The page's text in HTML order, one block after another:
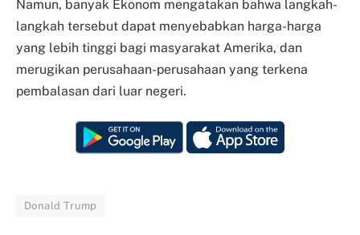
Namun, banyak Ekonom mengatakan bahwa langkah-
langkah tersebut dapat menyebabkan harga-harga
yang lebih tinggi bagi masyarakat Amerika, dan
merugikan perusahaan-perusahaan yang terkena
pembalasan dari luar negeri.
Donald Trump